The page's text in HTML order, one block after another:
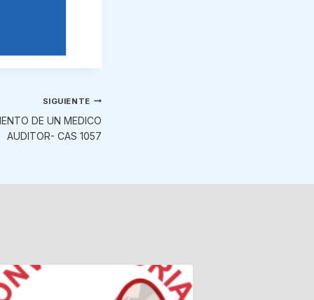
SIGUIENTE
DE UN MEDICO
AUDITOR- CAS 1057